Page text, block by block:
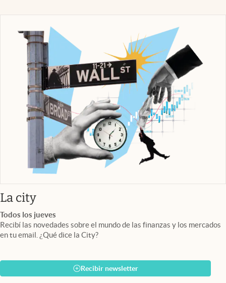
La cityabre en nueva pestaña
Todos los jueves
Recibí las novedades sobre el mundo de las finanzas y los mercados
en tu email. ¿Qué dice la City?
Recibir newsletter